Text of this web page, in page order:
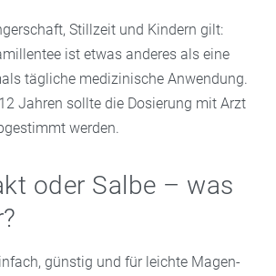
Stillzeit und Kindern gilt:
ist etwas anderes als eine
tägliche medizinische Anwendung.
Jahren sollte die Dosierung mit Arzt
werden.
oder Salbe – was
günstig und für leichte Magen-